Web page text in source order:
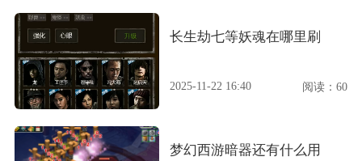
长生劫七等妖魂在哪里刷
2025-11-22 16:40 阅读：60
梦幻西游暗器还有什么用